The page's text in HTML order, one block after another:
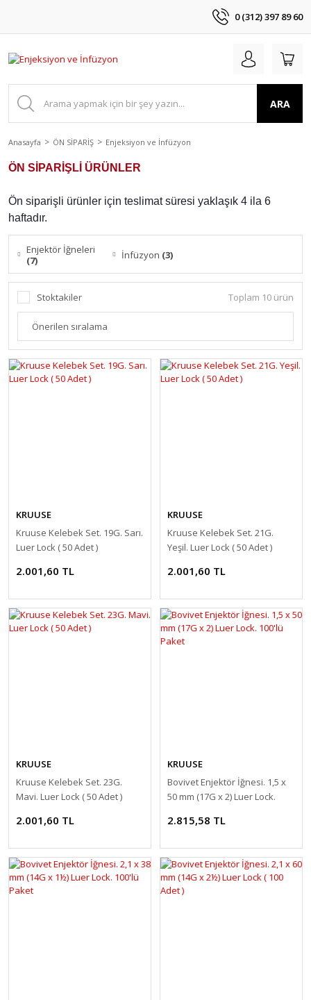
0 (312) 397 89 60
ARA
Anasayfa ÖN SİPARİŞ Enjeksiyon ve İnfüzyon
ÖN SİPARİŞLİ ÜRÜNLER
Ön siparişli ürünler için teslimat süresi yaklaşık 4 ila 6
haftadır.
Enjektör İğneleri
(7)
İnfüzyon (3)
Stoktakiler Toplam 10 ürün
KRUUSE
Kruuse Kelebek Set. 19G. Sarı.
Luer Lock ( 50 Adet )
2.001,60 TL
KRUUSE
Kruuse Kelebek Set. 21G.
Yeşil. Luer Lock ( 50 Adet )
2.001,60 TL
KRUUSE
Kruuse Kelebek Set. 23G.
Mavi. Luer Lock ( 50 Adet )
2.001,60 TL
KRUUSE
Bovivet Enjektör İğnesi. 1,5 x
50 mm (17G x 2) Luer Lock.
2.815,58 TL